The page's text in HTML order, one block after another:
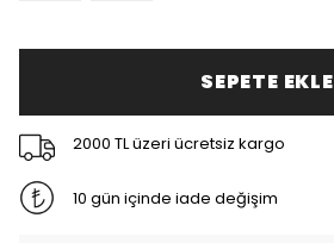
SEPETE EKLE
2000 TL üzeri ücretsiz kargo
10 gün içinde iade değişim